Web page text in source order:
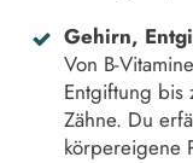
Gehirn,
Von B-
Entgiftung bis
Zähne. Du
körpereigene